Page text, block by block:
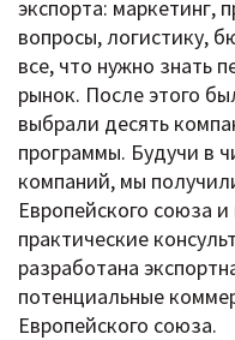
экспорта: маркетинг,
вопросы, логистику,
все, что нужно знать
рынок. После этого
выбрали десять
программы. Будучи в
компаний, мы
Европейского союза
практические
разработана
потенциальные
Европейского союза.